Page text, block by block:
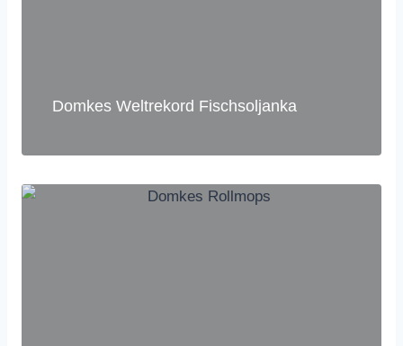
Domkes Weltrekord Fischsoljanka